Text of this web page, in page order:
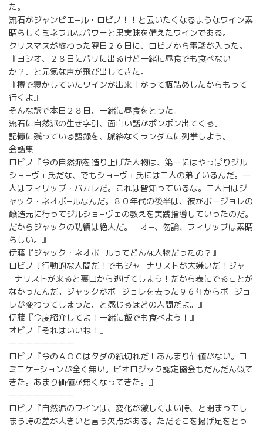
た。
流石がジャンピエ−ル・ロビノ！！と云いたくなるようなワイン素
晴らしくミネラルなパワーと果実味を備えたワインである。
クリスマスが終わった翌日２６日に、ロビノから電話が入った。
『ヨシオ、２８日にパリに出るけど一緒に昼食でも食べない
か？』と元気な声が飛び出してきた。
『樽で寝かしていたワインが出来上がって瓶詰めしたからもって
行くよ』
そんな訳で本日２８日、一緒に昼食をとった。
流石に自然派の生き字引、面白い話がポンポン出てくる。
記憶に残っている語録を、脈絡なくランダムに列挙しよう。
会話集
ロビノ『今の自然派を造り上げた人物は、第一にはやっぱりジル
ショ−ヴェ氏だな、でもショ−ヴェ氏には二人の弟子いるんだ。一
人はフィリップ・パカレだ。これは皆知っているな。二人目はジ
ャック・ネオポ−ルなんだ。８０年代の後半は、彼がボージョレの
醸造元に行ってジルショ−ヴェの教えを実践指導していったのだ。
だからジャックの功績は絶大だ。 オ−、勿論、フィリップは素晴
らしい。』
伊藤『ジャック・ネオポ−ルってどんな人物だったの？』
ロビノ『行動的な人間だ！でもジャ−ナリストが大嫌いだ！ジャ
−ナリストが来ると裏口から逃げてしまう！だから表にでることが
なかったんだ。ジャックがボ−ジョレを去った９６年からボ−ジョ
レが変わってしまった、と感じるほどの人間だよ。』
伊藤『今度紹介してよ！一緒に飯でも食べよう！』
オビノ『それはいいね！』
ーーーーーーーー
ロビノ『今のＡＯＣはタダの紙切れだ！あんまり価値がない。コ
ミニケ−ションが全く無い。ビオロジック認定協会もだんだん似て
きた。あまり価値が無くなってきた。』
ーーーーーーーー
ロビノ『自然派のワインは、変化が激しくよい時、と閉まってし
まう時の差が大きいと言う欠点がある。ただそこを揚げ足をとっ